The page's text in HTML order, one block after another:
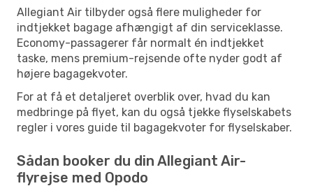
Allegiant Air tilbyder også flere muligheder for
indtjekket bagage afhængigt af din serviceklasse.
Economy-passagerer får normalt én indtjekket
taske, mens premium-rejsende ofte nyder godt af
højere bagagekvoter.
For at få et detaljeret overblik over, hvad du kan
medbringe på flyet, kan du også tjekke flyselskabets
regler i vores guide til bagagekvoter for flyselskaber.
Sådan booker du din Allegiant Air-
flyrejse med Opodo